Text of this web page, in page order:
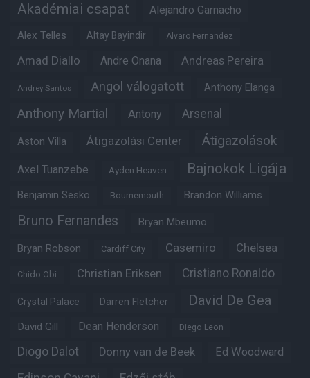
Akadémiai csapat Alejandro Garnacho
Alex Telles Altay Bayindir Alvaro Fernandez
Amad Diallo Andre Onana Andreas Pereira
Andrey Santos Angol válogatott Anthony Elanga
Anthony Martial Antony Arsenal
Aston Villa Átigazolási Center Átigazolások
Axel Tuanzebe Ayden Heaven Bajnokok Ligája
Benjamin Sesko Bournemouth Brandon Williams
Bruno Fernandes Bryan Mbeumo
Bryan Robson Cardiff City Casemiro Chelsea
Chido Obi Christian Eriksen Cristiano Ronaldo
Crystal Palace Darren Fletcher David De Gea
David Gill Dean Henderson Diego Leon
Diogo Dalot Donny van de Beek Ed Woodward